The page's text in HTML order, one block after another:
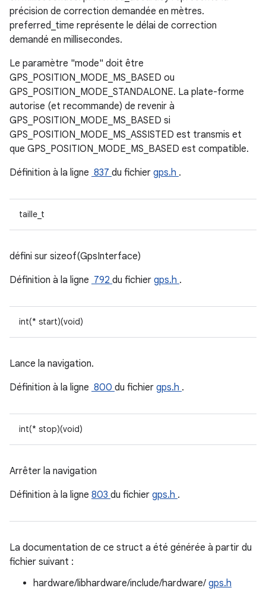
précision de correction demandée en mètres.
preferred_time représente le délai de correction
demandé en millisecondes.
Le paramètre "mode" doit être
GPS_POSITION_MODE_MS_BASED ou
GPS_POSITION_MODE_STANDALONE. La plate-forme
autorise (et recommande) de revenir à
GPS_POSITION_MODE_MS_BASED si
GPS_POSITION_MODE_MS_ASSISTED est transmis et
que GPS_POSITION_MODE_MS_BASED est compatible.
Définition à la ligne 837 du fichier gps.h .
taille_t
défini sur sizeof(GpsInterface)
Définition à la ligne 792 du fichier gps.h .
int(* start)(void)
Lance la navigation.
Définition à la ligne 800 du fichier gps.h .
int(* stop)(void)
Arrêter la navigation
Définition à la ligne 803 du fichier gps.h .
La documentation de ce struct a été générée à partir du
fichier suivant :
hardware/libhardware/include/hardware/ gps.h